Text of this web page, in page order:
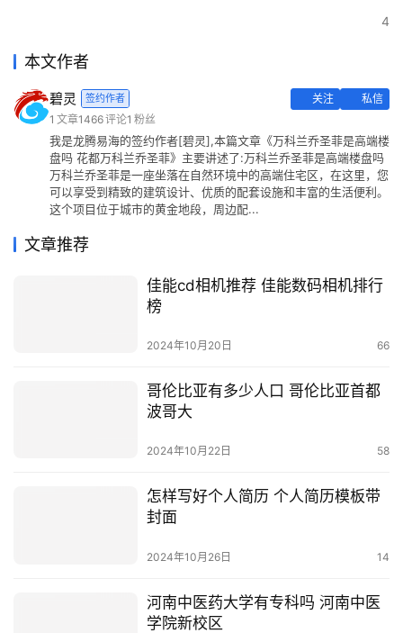
4
本文作者
碧灵 签约作者 关注
私信
1 文章1466评论1 粉丝
我是龙腾易海的签约作者[碧灵],本篇文章《万科兰乔圣菲是高端楼
盘吗 花都万科兰乔圣菲》主要讲述了:万科兰乔圣菲是高端楼盘吗
万科兰乔圣菲是一座坐落在自然环境中的高端住宅区，在这里，您
可以享受到精致的建筑设计、优质的配套设施和丰富的生活便利。
这个项目位于城市的黄金地段，周边配...
文章推荐
佳能cd相机推荐 佳能数码相机排行
榜
2024年10月20日 66
哥伦比亚有多少人口 哥伦比亚首都
波哥大
2024年10月22日 58
怎样写好个人简历 个人简历模板带
封面
2024年10月26日 14
河南中医药大学有专科吗 河南中医
学院新校区